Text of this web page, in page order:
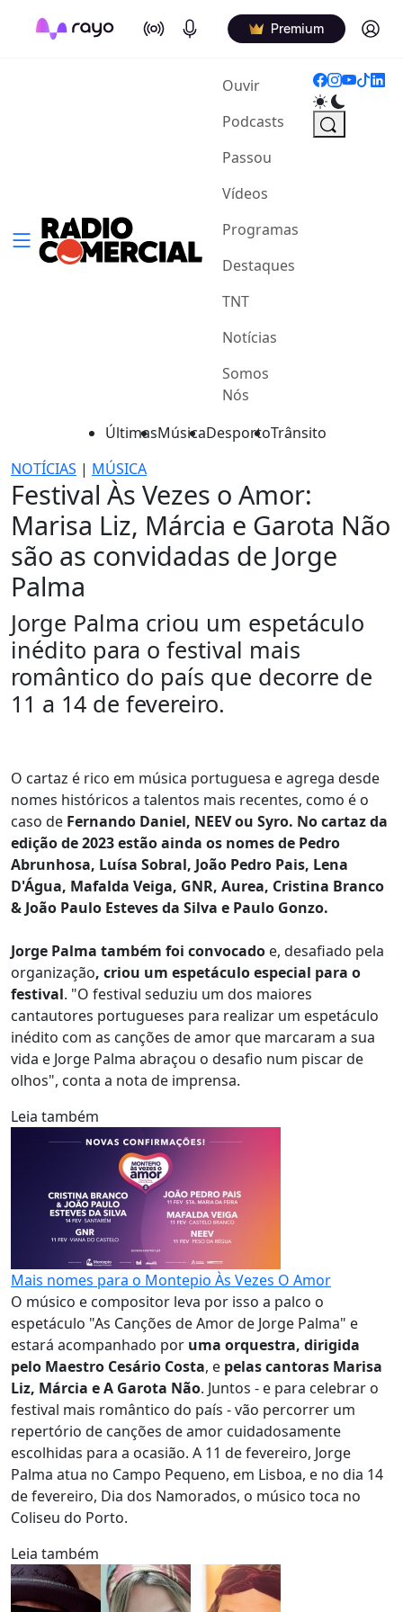
On Air Podcasts Premium Log in
Ouvir(current)
Podcasts
Passou
Vídeos
Programas
Destaques
TNT
Notícias
Somos
Nós
ÚltimasMúsicaDesportoTrânsito
NOTÍCIAS | MÚSICA
Festival Às Vezes o Amor:
Marisa Liz, Márcia e Garota Não
são as convidadas de Jorge
Palma
Jorge Palma criou um espetáculo
inédito para o festival mais
romântico do país que decorre de
11 a 14 de fevereiro.
O cartaz é rico em música portuguesa e agrega desde
nomes históricos a talentos mais recentes, como é o
caso de Fernando Daniel, NEEV ou Syro. No cartaz da
edição de 2023 estão ainda os nomes de Pedro
Abrunhosa, Luísa Sobral, João Pedro Pais, Lena
D'Água, Mafalda Veiga, GNR, Aurea, Cristina Branco
& João Paulo Esteves da Silva e Paulo Gonzo.
Jorge Palma também foi convocado e, desafiado pela
organização, criou um espetáculo especial para o
festival. "O festival seduziu um dos maiores
cantautores portugueses para realizar um espetáculo
inédito com as canções de amor que marcaram a sua
vida e Jorge Palma abraçou o desafio num piscar de
olhos", conta a nota de imprensa.
Leia também
Mais nomes para o Montepio Às Vezes O Amor
O músico e compositor leva por isso a palco o
espetáculo "As Canções de Amor de Jorge Palma" e
estará acompanhado por uma orquestra, dirigida
pelo Maestro Cesário Costa, e pelas cantoras Marisa
Liz, Márcia e A Garota Não. Juntos - e para celebrar o
festival mais romântico do país - vão percorrer um
repertório de canções de amor cuidadosamente
escolhidas para a ocasião. A 11 de fevereiro, Jorge
Palma atua no Campo Pequeno, em Lisboa, e no dia 14
de fevereiro, Dia dos Namorados, o músico toca no
Coliseu do Porto.
Leia também